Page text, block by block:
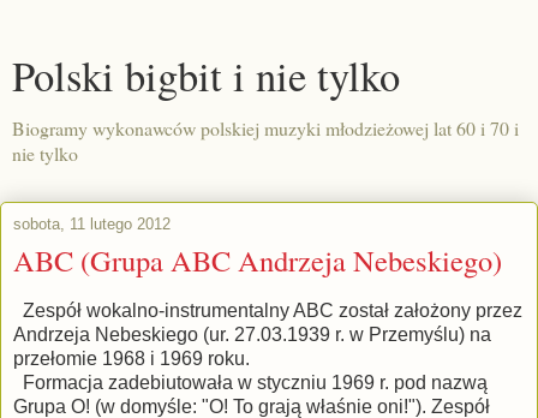
Polski bigbit i nie tylko
Biogramy wykonawców polskiej muzyki młodzieżowej lat 60 i 70 i
nie tylko
sobota, 11 lutego 2012
ABC (Grupa ABC Andrzeja Nebeskiego)
Zespół wokalno-instrumentalny ABC został założony przez
Andrzeja Nebeskiego (ur. 27.03.1939 r. w Przemyślu) na
przełomie 1968 i 1969 roku.
Formacja zadebiutowała w styczniu 1969 r. pod nazwą
Grupa O! (w domyśle: "O! To grają właśnie oni!"). Zespół